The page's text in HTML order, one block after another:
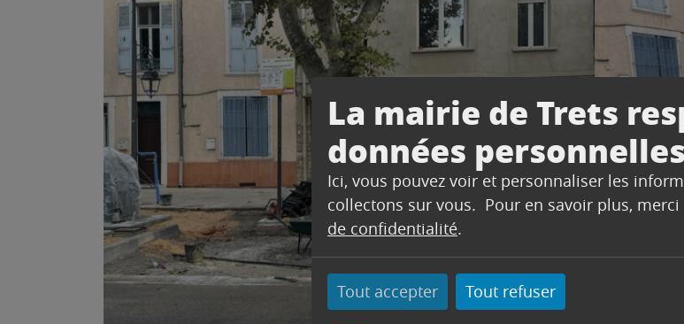
La mairie de Trets
données
Ici, vous pouvez voir et personnaliser les
collectons sur vous. Pour en savoir plus,
de confidentialité.
Tout accepter Tout refuser